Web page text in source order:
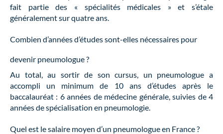
fait partie des « spécialités médicales » et s’étale
généralement sur quatre ans.
Combien d’années d’études sont-elles nécessaires pour
devenir pneumologue ?
Au total, au sortir de son cursus, un pneumologue a
accompli un minimum de 10 ans d’études après le
baccalauréat : 6 années de médecine générale, suivies de 4
années de spécialisation en pneumologie.
Quel est le salaire moyen d’un pneumologue en France ?